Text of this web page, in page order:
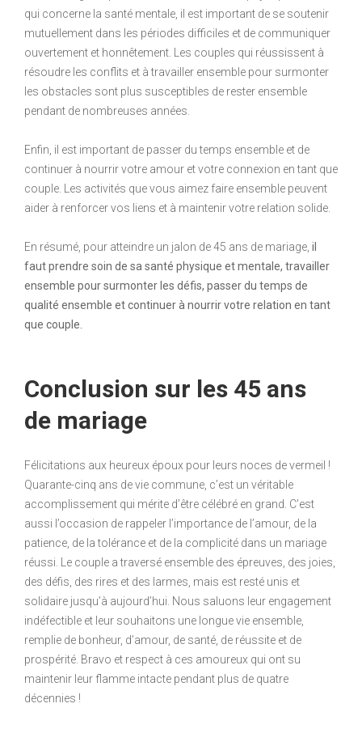
qui concerne la santé mentale, il est important de se soutenir
mutuellement dans les périodes difficiles et de communiquer
ouvertement et honnêtement. Les couples qui réussissent à
résoudre les conflits et à travailler ensemble pour surmonter
les obstacles sont plus susceptibles de rester ensemble
pendant de nombreuses années.
Enfin, il est important de passer du temps ensemble et de
continuer à nourrir votre amour et votre connexion en tant que
couple. Les activités que vous aimez faire ensemble peuvent
aider à renforcer vos liens et à maintenir votre relation solide.
En résumé, pour atteindre un jalon de 45 ans de mariage, il
faut prendre soin de sa santé physique et mentale, travailler
ensemble pour surmonter les défis, passer du temps de
qualité ensemble et continuer à nourrir votre relation en tant
que couple.
Conclusion sur les 45 ans
de mariage
Félicitations aux heureux époux pour leurs noces de vermeil !
Quarante-cinq ans de vie commune, c’est un véritable
accomplissement qui mérite d’être célébré en grand. C’est
aussi l’occasion de rappeler l’importance de l’amour, de la
patience, de la tolérance et de la complicité dans un mariage
réussi. Le couple a traversé ensemble des épreuves, des joies,
des défis, des rires et des larmes, mais est resté unis et
solidaire jusqu’à aujourd’hui. Nous saluons leur engagement
indéfectible et leur souhaitons une longue vie ensemble,
remplie de bonheur, d’amour, de santé, de réussite et de
prospérité. Bravo et respect à ces amoureux qui ont su
maintenir leur flamme intacte pendant plus de quatre
décennies !